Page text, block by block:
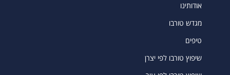
אודותינו
מגדש טורבו
טיפים
שיפוץ טורבו לפי יצרן